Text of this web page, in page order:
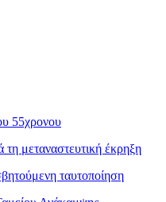
55χρονου
μεταναστευτική έκρηξη
ταυτοποίηση